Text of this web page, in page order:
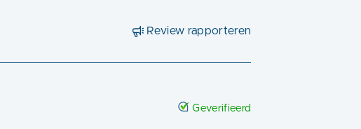
Review rapporteren
Geverifieerd